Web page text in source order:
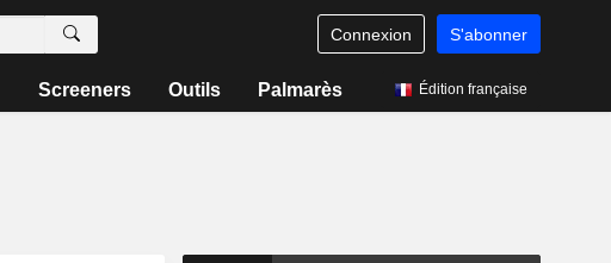
Connexion S'abonner
Screeners Outils Palmarès Édition française